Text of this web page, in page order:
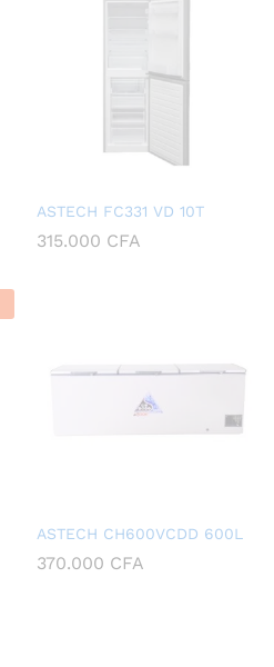
ASTECH FC331 VD 10T
315.000 CFA
ASTECH CH600VCDD 600L
370.000 CFA